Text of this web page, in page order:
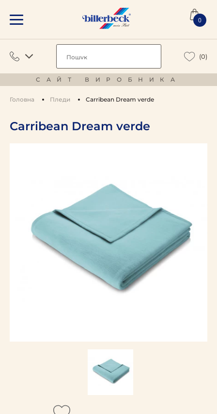
0
(0)
САЙТ ВИРОБНИКА
Головна Пледи Carribean Dream verde
Carribean Dream verde